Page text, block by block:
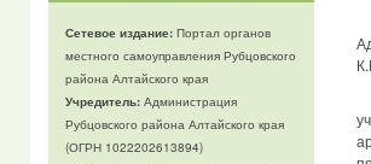
Сетевое издание:Портал органов
местного самоуправления Рубцовского
района Алтайского края
Учредитель:Администрация
Рубцовского района Алтайского края
(ОГРН 1022202613894)